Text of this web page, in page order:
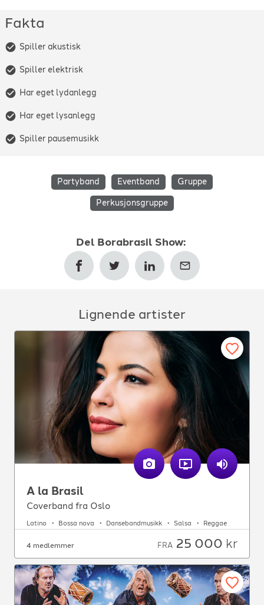
Fakta
Spiller akustisk
Spiller elektrisk
Har eget lydanlegg
Har eget lysanlegg
Spiller pausemusikk
Partyband Eventband Gruppe
Perkusjonsgruppe
Del Borabrasil Show:
Lignende artister
A la Brasil
Coverband fra Oslo
Latino Bossa nova Dansebandmusikk Salsa Reggae
4 medlemmer FRA 25 000 kr